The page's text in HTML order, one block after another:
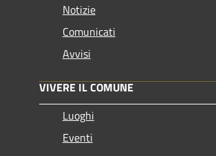
Notizie
Comunicati
Avvisi
VIVERE IL COMUNE
Luoghi
Eventi